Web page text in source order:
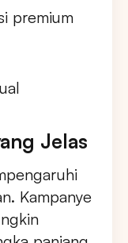
premium
Jelas
Kampanye